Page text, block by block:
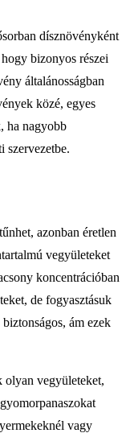
dísznövényként
bizonyos részei
általánosságban
közé, egyes
ha nagyobb
szervezetbe.
azonban éretlen
vegyületeket
koncentrációban
de fogyasztásuk
ám ezek
olyan vegyületeket,
vagy